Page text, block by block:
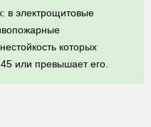
в электрощитовые
которых
или превышает его.